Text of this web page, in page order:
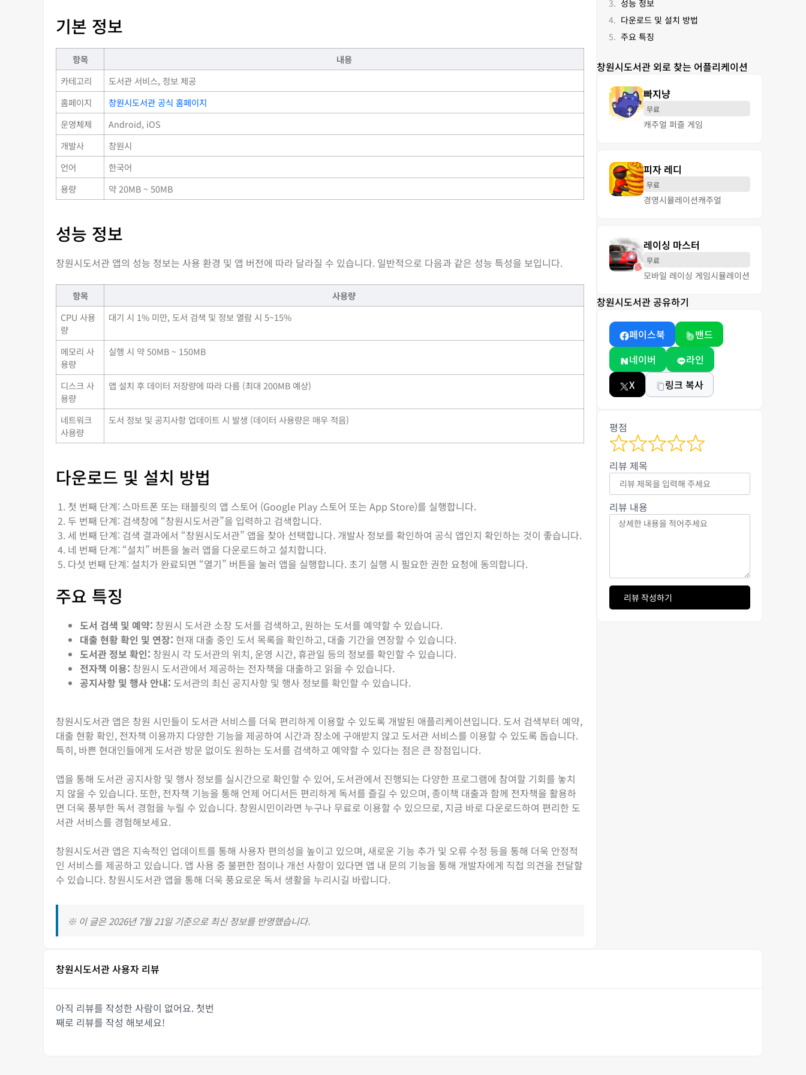
기본 정보
항목
내용
카테고리
도서관 서비스, 정보 제공
홈페이지
창원시도서관 공식 홈페이지
운영체제
Android, iOS
개발사
창원시
언어
한국어
용량
약 20MB ~ 50MB
성능 정보
창원시도서관 앱의 성능 정보는 사용 환경 및 앱 버전에 따라 달라질 수 있습니다. 일반적으로 다음과 같은 성능 특성을 보입니다.
항목
사용량
CPU 사용
량
대기 시 1% 미만, 도서 검색 및 정보 열람 시 5~15%
메모리 사
용량
실행 시 약 50MB ~ 150MB
디스크 사
용량
앱 설치 후 데이터 저장량에 따라 다름 (최대 200MB 예상)
네트워크
사용량
도서 정보 및 공지사항 업데이트 시 발생 (데이터 사용량은 매우 적음)
다운로드 및 설치 방법
첫 번째 단계: 스마트폰 또는 태블릿의 앱 스토어 (Google Play 스토어 또는 App Store)를 실행합니다.
두 번째 단계: 검색창에 “창원시도서관”을 입력하고 검색합니다.
세 번째 단계: 검색 결과에서 “창원시도서관” 앱을 찾아 선택합니다. 개발사 정보를 확인하여 공식 앱인지 확인하는 것이 좋습니다.
네 번째 단계: “설치” 버튼을 눌러 앱을 다운로드하고 설치합니다.
다섯 번째 단계: 설치가 완료되면 “열기” 버튼을 눌러 앱을 실행합니다. 초기 실행 시 필요한 권한 요청에 동의합니다.
주요 특징
도서 검색 및 예약: 창원시 도서관 소장 도서를 검색하고, 원하는 도서를 예약할 수 있습니다.
대출 현황 확인 및 연장: 현재 대출 중인 도서 목록을 확인하고, 대출 기간을 연장할 수 있습니다.
도서관 정보 확인: 창원시 각 도서관의 위치, 운영 시간, 휴관일 등의 정보를 확인할 수 있습니다.
전자책 이용: 창원시 도서관에서 제공하는 전자책을 대출하고 읽을 수 있습니다.
공지사항 및 행사 안내: 도서관의 최신 공지사항 및 행사 정보를 확인할 수 있습니다.
창원시도서관 앱은 창원 시민들이 도서관 서비스를 더욱 편리하게 이용할 수 있도록 개발된 애플리케이션입니다. 도서 검색부터 예약,
대출 현황 확인, 전자책 이용까지 다양한 기능을 제공하여 시간과 장소에 구애받지 않고 도서관 서비스를 이용할 수 있도록 돕습니다.
특히, 바쁜 현대인들에게 도서관 방문 없이도 원하는 도서를 검색하고 예약할 수 있다는 점은 큰 장점입니다.
앱을 통해 도서관 공지사항 및 행사 정보를 실시간으로 확인할 수 있어, 도서관에서 진행되는 다양한 프로그램에 참여할 기회를 놓치
지 않을 수 있습니다. 또한, 전자책 기능을 통해 언제 어디서든 편리하게 독서를 즐길 수 있으며, 종이책 대출과 함께 전자책을 활용하
면 더욱 풍부한 독서 경험을 누릴 수 있습니다. 창원시민이라면 누구나 무료로 이용할 수 있으므로, 지금 바로 다운로드하여 편리한 도
서관 서비스를 경험해보세요.
창원시도서관 앱은 지속적인 업데이트를 통해 사용자 편의성을 높이고 있으며, 새로운 기능 추가 및 오류 수정 등을 통해 더욱 안정적
인 서비스를 제공하고 있습니다. 앱 사용 중 불편한 점이나 개선 사항이 있다면 앱 내 문의 기능을 통해 개발자에게 직접 의견을 전달할
수 있습니다. 창원시도서관 앱을 통해 더욱 풍요로운 독서 생활을 누리시길 바랍니다.
※ 이 글은 2026년 7월 21일 기준으로 최신 정보를 반영했습니다.
성능 정보
다운로드 및 설치 방법
주요 특징
창원시도서관 외로 찾는 어플리케이션
빠지냥
무료
캐주얼 퍼즐 게임
피자 레디
무료
경영시뮬레이션캐주얼
레이싱 마스터
무료
모바일 레이싱 게임시뮬레이션
창원시도서관 공유하기
페이스북
밴드
네이버
라인
X
링크 복사
평점
리뷰 제목
리뷰 내용
리뷰 작성하기
창원시도서관 사용자 리뷰
아직 리뷰를 작성한 사람이 없어요. 첫번
째로 리뷰를 작성 해보세요!